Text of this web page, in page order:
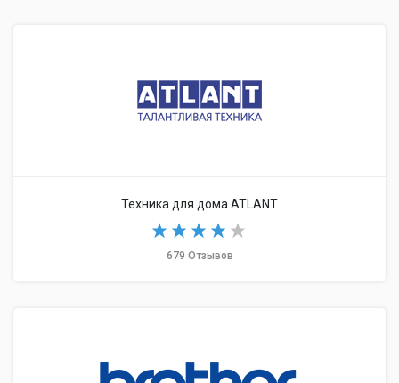
Техника для дома ATLANT
679 Отзывов